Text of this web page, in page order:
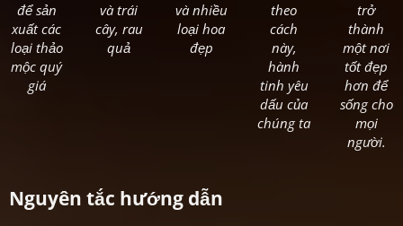
để sản
xuất các
loại thảo
mộc quý
giá
và trái
cây, rau
quả
và nhiều
loại hoa
đẹp
theo
cách
này,
hành
tinh yêu
dấu của
chúng ta
trở
thành
một nơi
tốt đẹp
hơn để
sống cho
mọi
người.
Nguyên tắc hướng dẫn